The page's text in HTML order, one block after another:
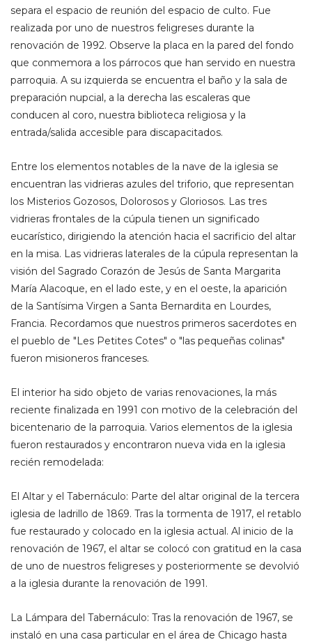
separa el espacio de reunión del espacio de culto. Fue
realizada por uno de nuestros feligreses durante la
renovación de 1992. Observe la placa en la pared del fondo
que conmemora a los párrocos que han servido en nuestra
parroquia. A su izquierda se encuentra el baño y la sala de
preparación nupcial, a la derecha las escaleras que
conducen al coro, nuestra biblioteca religiosa y la
entrada/salida accesible para discapacitados.
Entre los elementos notables de la nave de la iglesia se
encuentran las vidrieras azules del triforio, que representan
los Misterios Gozosos, Dolorosos y Gloriosos. Las tres
vidrieras frontales de la cúpula tienen un significado
eucarístico, dirigiendo la atención hacia el sacrificio del altar
en la misa. Las vidrieras laterales de la cúpula representan la
visión del Sagrado Corazón de Jesús de Santa Margarita
María Alacoque, en el lado este, y en el oeste, la aparición
de la Santísima Virgen a Santa Bernardita en Lourdes,
Francia. Recordamos que nuestros primeros sacerdotes en
el pueblo de "Les Petites Cotes" o "las pequeñas colinas"
fueron misioneros franceses.
El interior ha sido objeto de varias renovaciones, la más
reciente finalizada en 1991 con motivo de la celebración del
bicentenario de la parroquia. Varios elementos de la iglesia
fueron restaurados y encontraron nueva vida en la iglesia
recién remodelada:
El Altar y el Tabernáculo: Parte del altar original de la tercera
iglesia de ladrillo de 1869. Tras la tormenta de 1917, el retablo
fue restaurado y colocado en la iglesia actual. Al inicio de la
renovación de 1967, el altar se colocó con gratitud en la casa
de uno de nuestros feligreses y posteriormente se devolvió
a la iglesia durante la renovación de 1991.
La Lámpara del Tabernáculo: Tras la renovación de 1967, se
instaló en una casa particular en el área de Chicago hasta